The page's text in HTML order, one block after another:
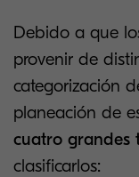
Debido a que
provenir de
categorización
planeación de
cuatro grandes
clasificarlos: